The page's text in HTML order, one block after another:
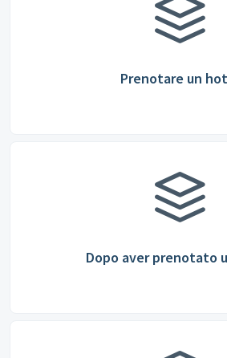
Prenotare un
Dopo aver prenotato